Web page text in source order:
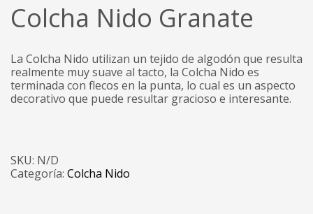
Colcha Nido Granate
La Colcha Nido utilizan un tejido de algodón que resulta
realmente muy suave al tacto, la Colcha Nido es
terminada con flecos en la punta, lo cual es un aspecto
decorativo que puede resultar gracioso e interesante.
SKU: N/D
Categoría: Colcha Nido